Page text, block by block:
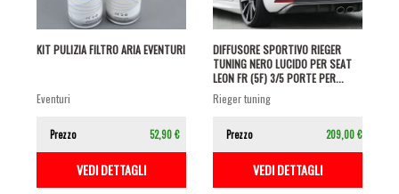
KIT PULIZIA FILTRO ARIA EVENTURI
eventuri
Prezzo 52,90 €
VEDI DETTAGLI
DIFFUSORE SPORTIVO RIEGER
TUNING NERO LUCIDO PER SEAT
LEON FR (5F) 3/5 PORTE PER...
rieger tuning
Prezzo 209,00 €
VEDI DETTAGLI